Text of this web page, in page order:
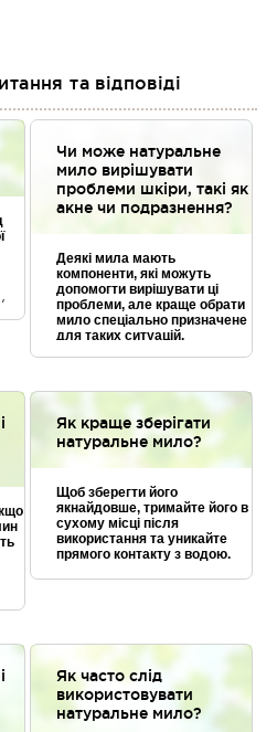
та відповіді
Чи може натуральне
мило вирішувати
проблеми шкіри, такі як
акне чи подразнення?
Деякі мила мають
компоненти, які можуть
допомогти вирішувати ці
проблеми, але краще обрати
мило спеціально призначене
для таких ситуацій.
Як краще зберігати
натуральне мило?
Щоб зберегти його
якнайдовше, тримайте його в
сухому місці після
використання та уникайте
прямого контакту з водою.
Як часто слід
використовувати
натуральне мило?